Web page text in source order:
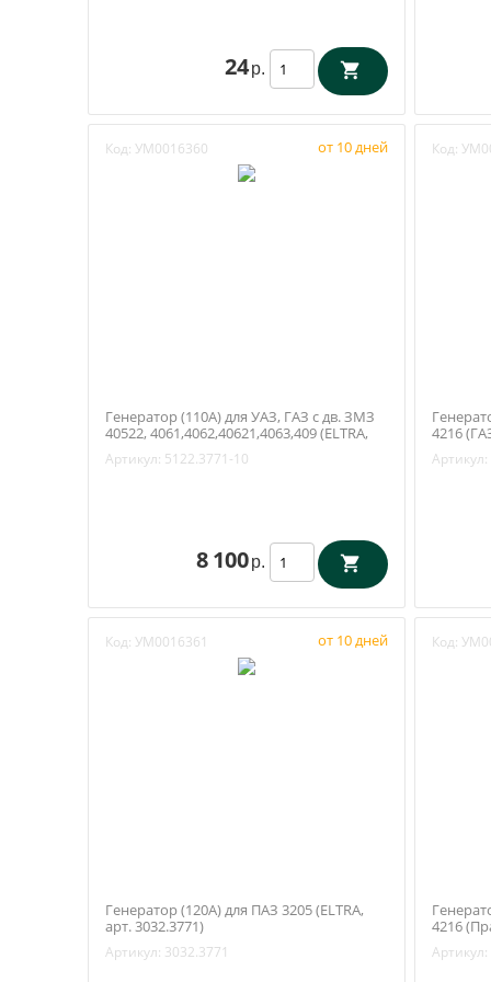
24 р.
Код: УМ0016360 от 10 дней
Генератор (110А) для УАЗ, ГАЗ с дв. ЗМЗ
40522, 4061,4062,40621,4063,409 (ELTRA,
Артикул: 5122.3771-10
8 100 р.
Код:
4216
Артикул:
Код: УМ0016361 от 10 дней
Генератор (120А) для ПАЗ 3205 (ELTRA,
арт. 3032.3771)
Артикул: 3032.3771
Код:
4216
Артикул: